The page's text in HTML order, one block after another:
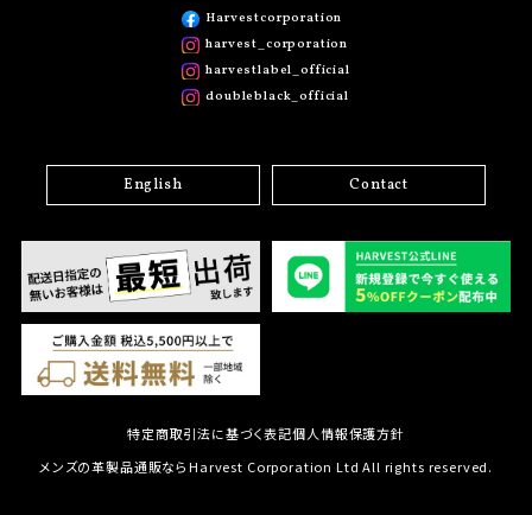
Harvestcorporation
harvest_corporation
harvestlabel_official
doubleblack_official
English Contact
特定商取引法に基づく表記個人情報保護方針
メンズの革製品通販ならHarvest Corporation Ltd All rights reserved.